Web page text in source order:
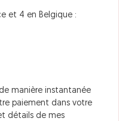
et 4 en Belgique :
manière instantanée
paiement dans votre
détails de mes